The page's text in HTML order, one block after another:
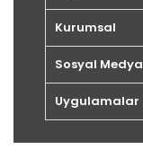
Kurumsal
Sosyal Medya
Uygulamalar